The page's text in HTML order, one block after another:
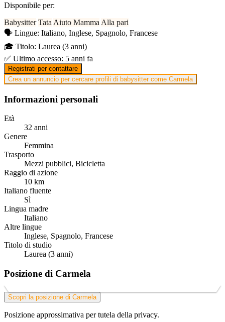
Disponibile per:
Babysitter Tata Aiuto Mamma Alla pari
🗣️ Lingue: Italiano, Inglese, Spagnolo, Francese
🎓 Titolo: Laurea (3 anni)
✅ Ultimo accesso: 5 anni fa
Registrati per contattare
Crea un annuncio per cercare profili di babysitter come Carmela
Informazioni personali
Età
32 anni
Genere
Femmina
Trasporto
Mezzi pubblici, Bicicletta
Raggio di azione
10 km
Italiano fluente
Sì
Lingua madre
Italiano
Altre lingue
Inglese, Spagnolo, Francese
Titolo di studio
Laurea (3 anni)
Posizione di Carmela
Scopri la posizione di Carmela
Posizione approssimativa per tutela della privacy.